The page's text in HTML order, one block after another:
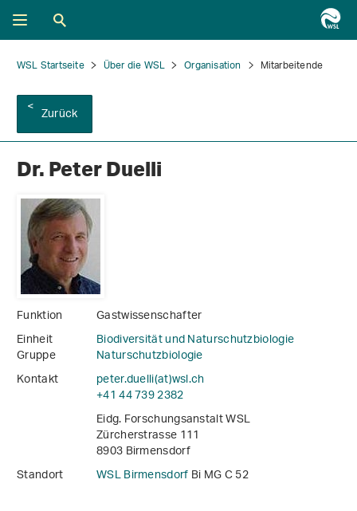
WSL Startseite Über die WSL Organisation Mitarbeitende
Zurück
Dr. Peter Duelli
Funktion
Gastwissenschafter
Einheit
Biodiversität und Naturschutzbiologie
Gruppe
Naturschutzbiologie
Kontakt
peter.duelli(at)wsl.ch
+41 44 739 2382
Eidg. Forschungsanstalt WSL
Zürcherstrasse 111
8903 Birmensdorf
Standort
WSL BirmensdorfBi MG C 52